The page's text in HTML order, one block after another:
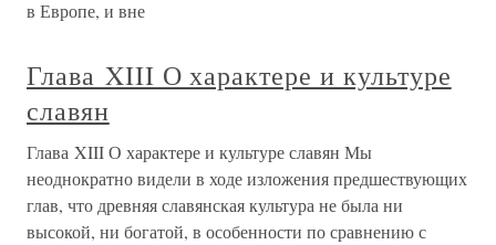
в Европе, и вне
Глава XIII О характере и культуре
славян
Глава XIII О характере и культуре славян Мы
неоднократно видели в ходе изложения предшествующих
глав, что древняя славянская культура не была ни
высокой, ни богатой, в особенности по сравнению с